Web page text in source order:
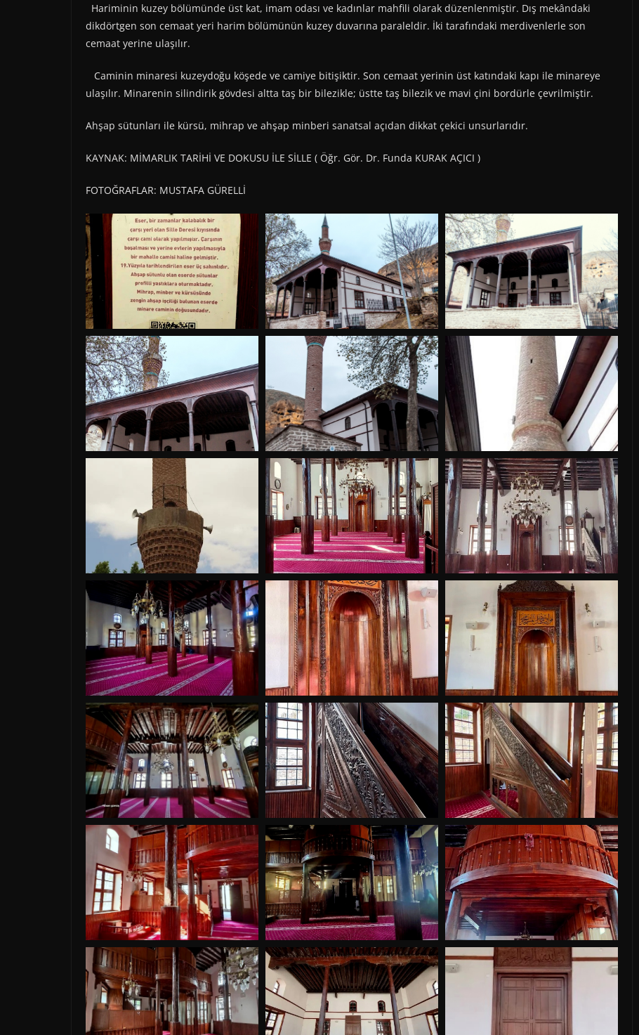
Hariminin kuzey bölümünde üst kat, imam odası ve kadınlar mahfili olarak düzenlenmiştir. Dış mekândaki
dikdörtgen son cemaat yeri harim bölümünün kuzey duvarına paraleldir. İki tarafındaki merdivenlerle son
cemaat yerine ulaşılır.
Caminin minaresi kuzeydoğu köşede ve camiye bitişiktir. Son cemaat yerinin üst katındaki kapı ile minareye
ulaşılır. Minarenin silindirik gövdesi altta taş bir bilezikle; üstte taş bilezik ve mavi çini bordürle çevrilmiştir.
Ahşap sütunları ile kürsü, mihrap ve ahşap minberi sanatsal açıdan dikkat çekici unsurlarıdır.
KAYNAK: MİMARLIK TARİHİ VE DOKUSU İLE SİLLE ( Öğr. Gör. Dr. Funda KURAK AÇICI )
FOTOĞRAFLAR: MUSTAFA GÜRELLİ